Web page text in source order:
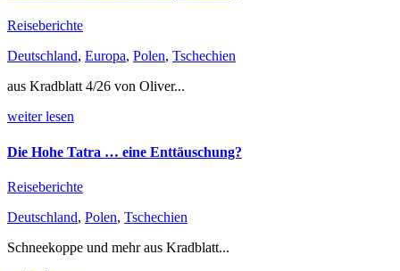
Reiseberichte
Deutschland, Europa, Polen, Tschechien
aus Kradblatt 4/26 von Oliver...
weiter lesen
Die Hohe Tatra … eine Enttäuschung?
Reiseberichte
Deutschland, Polen, Tschechien
Schneekoppe und mehr aus Kradblatt...